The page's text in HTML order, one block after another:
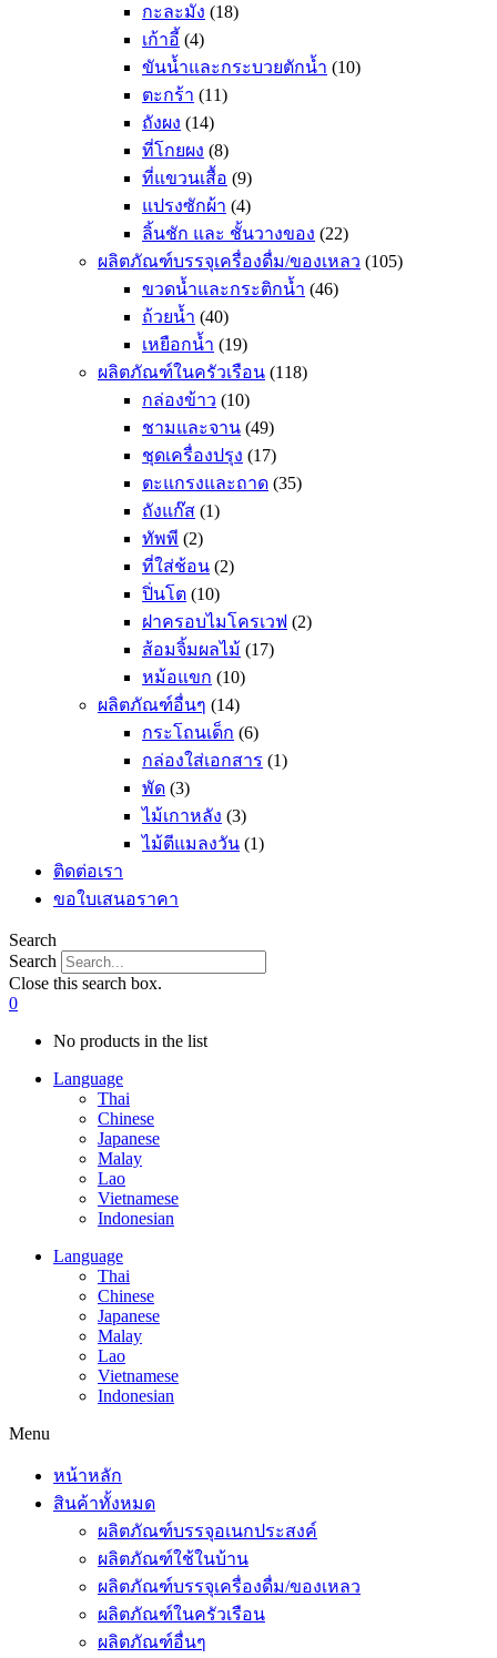
กะละมัง (18)
เก้าอี้ (4)
ขันน้ำและกระบวยตักน้ำ (10)
ตะกร้า (11)
ถังผง (14)
ที่โกยผง (8)
ที่แขวนเสื้อ (9)
แปรงซักผ้า (4)
ลิ้นชัก และ ชั้นวางของ (22)
ผลิตภัณฑ์บรรจุเครื่องดื่ม/ของเหลว (105)
ขวดน้ำและกระติกน้ำ (46)
ถ้วยน้ำ (40)
เหยือกน้ำ (19)
ผลิตภัณฑ์ในครัวเรือน (118)
กล่องข้าว (10)
ชามและจาน (49)
ชุดเครื่องปรุง (17)
ตะแกรงและถาด (35)
ถังแก๊ส (1)
ทัพพี (2)
ที่ใส่ช้อน (2)
ปิ่นโต (10)
ฝาครอบไมโครเวฟ (2)
ส้อมจิ้มผลไม้ (17)
หม้อแขก (10)
ผลิตภัณฑ์อื่นๆ (14)
กระโถนเด็ก (6)
กล่องใส่เอกสาร (1)
พัด (3)
ไม้เกาหลัง (3)
ไม้ตีแมลงวัน (1)
ติดต่อเรา
ขอใบเสนอราคา
Search
Search
Close this search box.
0
No products in the list
Language
Thai
Chinese
Japanese
Malay
Lao
Vietnamese
Indonesian
Language
Thai
Chinese
Japanese
Malay
Lao
Vietnamese
Indonesian
Menu
หน้าหลัก
สินค้าทั้งหมด
ผลิตภัณฑ์บรรจุอเนกประสงค์
ผลิตภัณฑ์ใช้ในบ้าน
ผลิตภัณฑ์บรรจุเครื่องดื่ม/ของเหลว
ผลิตภัณฑ์ในครัวเรือน
ผลิตภัณฑ์อื่นๆ